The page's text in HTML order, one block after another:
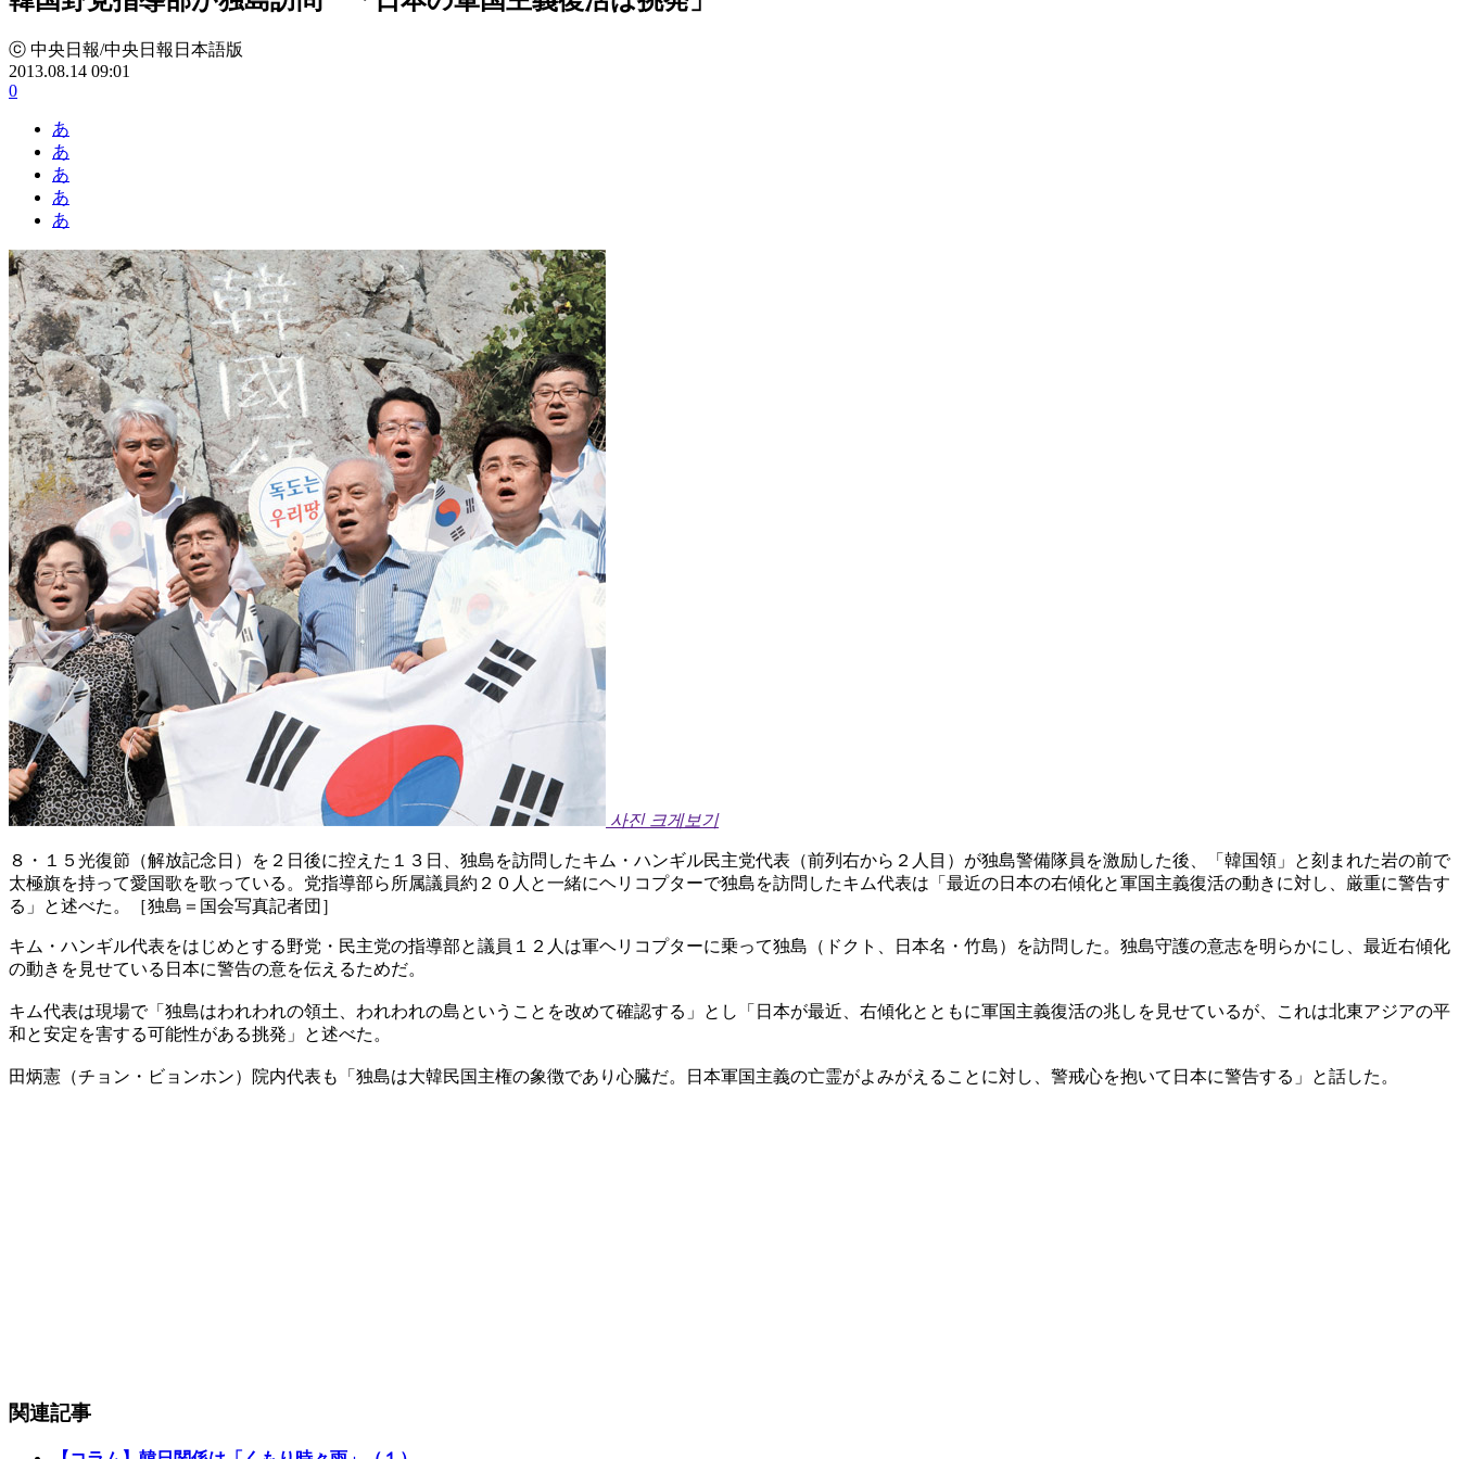
ⓒ 中央日報/中央日報日本語版
2013.08.14 09:01
0
あ
あ
あ
あ
あ
사진 크게보기
８・１５光復節（解放記念日）を２日後に控えた１３日、独島を訪問したキム・ハンギル民主党代表（前列右から２人目）が独島警備隊員を激励した後、「韓国領」と刻まれた岩の前で
太極旗を持って愛国歌を歌っている。党指導部ら所属議員約２０人と一緒にヘリコプターで独島を訪問したキム代表は「最近の日本の右傾化と軍国主義復活の動きに対し、厳重に警告す
る」と述べた。［独島＝国会写真記者団］
キム・ハンギル代表をはじめとする野党・民主党の指導部と議員１２人は軍ヘリコプターに乗って独島（ドクト、日本名・竹島）を訪問した。独島守護の意志を明らかにし、最近右傾化
の動きを見せている日本に警告の意を伝えるためだ。
キム代表は現場で「独島はわれわれの領土、われわれの島ということを改めて確認する」とし「日本が最近、右傾化とともに軍国主義復活の兆しを見せているが、これは北東アジアの平
和と安定を害する可能性がある挑発」と述べた。
田炳憲（チョン・ビョンホン）院内代表も「独島は大韓民国主権の象徴であり心臓だ。日本軍国主義の亡霊がよみがえることに対し、警戒心を抱いて日本に警告する」と話した。
関連記事